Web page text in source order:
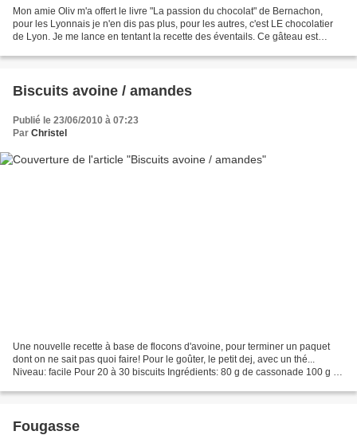
Mon amie Oliv m'a offert le livre "La passion du chocolat" de Bernachon,
pour les Lyonnais je n'en dis pas plus, pour les autres, c'est LE chocolatier
de Lyon. Je me lance en tentant la recette des éventails. Ce gâteau est
Biscuits avoine / amandes
Publié le 23/06/2010 à 07:23
Par Christel
Une nouvelle recette à base de flocons d'avoine, pour terminer un paquet
dont on ne sait pas quoi faire! Pour le goûter, le petit dej, avec un thé...
Niveau: facile Pour 20 à 30 biscuits Ingrédients: 80 g de cassonade 100 g de
Fougasse